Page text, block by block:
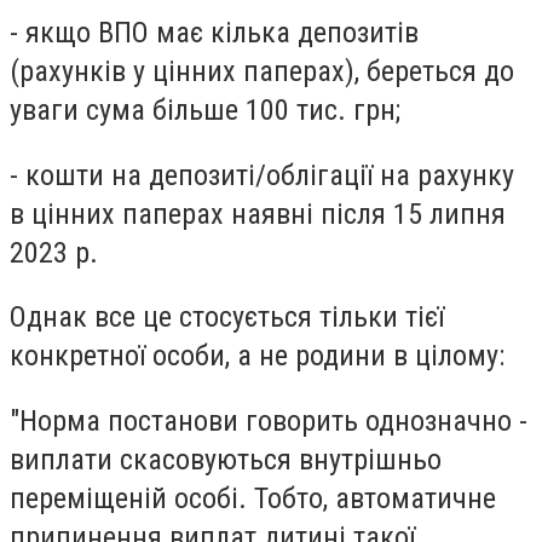
- якщо ВПО має кілька депозитів
(рахунків у цінних паперах), береться до
уваги сума більше 100 тис. грн;
- кошти на депозиті/облігації на рахунку
в цінних паперах наявні після 15 липня
2023 р.
Однак все це стосується тільки тієї
конкретної особи, а не родини в цілому:
"Норма постанови говорить однозначно -
виплати скасовуються внутрішньо
переміщеній особі. Тобто, автоматичне